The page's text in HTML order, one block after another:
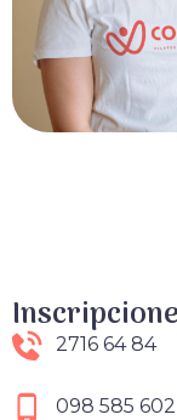
2716 64 84
098 585 602